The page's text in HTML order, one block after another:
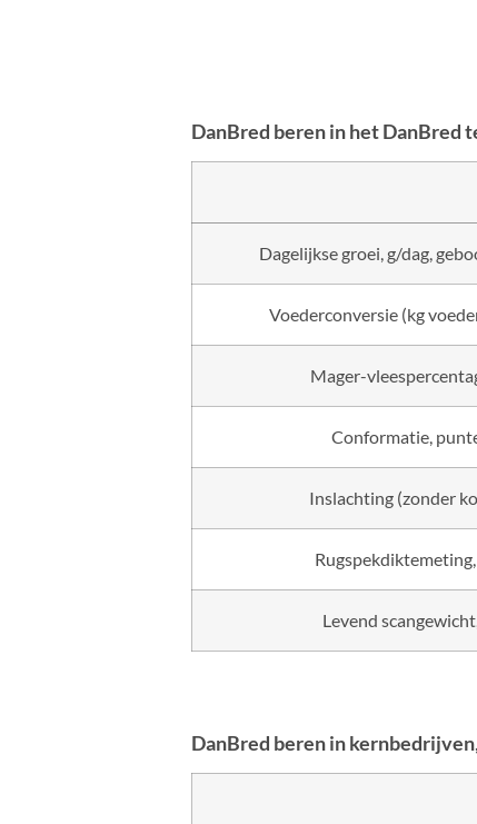
DanBred beren in het DanBred
Dagelijkse groei, g/dag,
Voederconversie (kg
Mager-
Conformatie,
Inslachting (zonder
Levend
DanBred beren in